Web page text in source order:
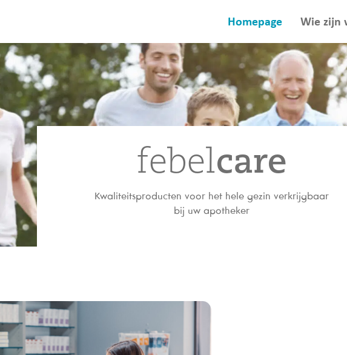
Homepage Wie zijn
febelcare
Kwaliteitsproducten voor het hele gezin verkrijgbaar
bij uw apotheker